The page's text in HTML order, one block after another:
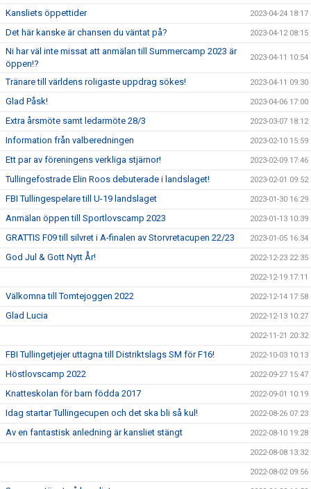
Kansliets öppettider 2023-04-24 18:17
Det här kanske är chansen du väntat på? 2023-04-12 08:15
Ni har väl inte missat att anmälan till Summercamp 2023 är
öppen!?
2023-04-11 10:54
Tränare till världens roligaste uppdrag sökes! 2023-04-11 09:30
Glad Påsk! 2023-04-06 17:00
Extra årsmöte samt ledarmöte 28/3 2023-03-07 18:12
Information från valberedningen 2023-02-10 15:59
Ett par av föreningens verkliga stjärnor! 2023-02-09 17:46
Tullingefostrade Elin Roos debuterade i landslaget! 2023-02-01 09:52
FBI Tullingespelare till U-19 landslaget 2023-01-30 16:29
Anmälan öppen till Sportlovscamp 2023 2023-01-13 10:39
GRATTIS F09 till silvret i A-finalen av Storvretacupen 22/23 2023-01-05 16:34
God Jul & Gott Nytt År! 2022-12-23 22:35
2022-12-19 17:11
Välkomna till Tomtejoggen 2022 2022-12-14 17:58
Glad Lucia 2022-12-13 10:27
2022-11-21 20:32
FBI Tullingetjejer uttagna till Distriktslags SM för F16! 2022-10-03 10:13
Höstlovscamp 2022 2022-09-27 15:47
Knatteskolan för barn födda 2017 2022-09-01 10:19
Idag startar Tullingecupen och det ska bli så kul! 2022-08-26 07:23
Av en fantastisk anledning är kansliet stängt 2022-08-10 19:28
2022-08-08 13:32
2022-08-02 09:56